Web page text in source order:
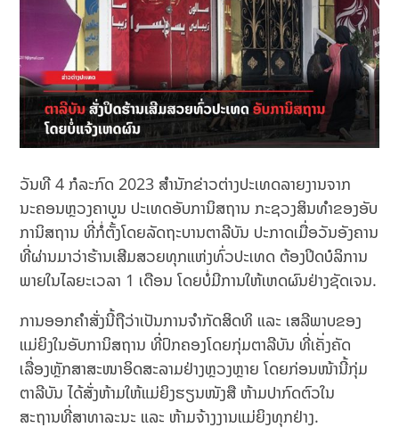
ວັນທີ 4 ກໍລະກົດ 2023 ສຳນັກຂ່າວຕ່າງປະເທດລາຍງານຈາກ
ນະຄອນຫຼວງຄາບູນ ປະເທດອັບການິສຖານ ກະຊວງສິນທຳຂອງອັບ
ການິສຖານ ທີ່ກໍ່ຕັ້ງໂດຍລັດຖະບານຕາລີບັນ ປະກາດເມື່ອວັນອັງຄານ
ທີ່ຜ່ານມາວ່າຮ້ານເສີມສວຍທຸກແຫ່ງທົ່ວປະເທດ ຕ້ອງປິດບໍລິການ
ພາຍໃນໄລຍະເວລາ 1 ເດືອນ ໂດຍບໍ່ມີການໃຫ້ເຫດຜົນຢ່າງຊັດເຈນ.
ການອອກຄຳສັ່ງນີ້ຖືວ່າເປັນການຈຳກັດສິດທິ ແລະ ເສລີພາບຂອງ
ແມ່ຍິງໃນອັບການິສຖານ ທີ່ປົກຄອງໂດຍກຸ່ມຕາລີບັນ ທີ່ເຄັ່ງຄັດ
ເລື່ອງຫຼັກສາສະໜາອິດສະລາມຢ່າງຫຼວງຫຼາຍ ໂດຍກ່ອນໜ້ານີ້ກຸ່ມ
ຕາລີບັນ ໄດ້ສັ່ງຫ້າມໃຫ້ແມ່ຍິງຮຽນໜັງສື ຫ້າມປາກົດຕົວໃນ
ສະຖານທີ່ສາທາລະນະ ແລະ ຫ້າມຈ້າງງານແມ່ຍິງທຸກຢ່າງ.